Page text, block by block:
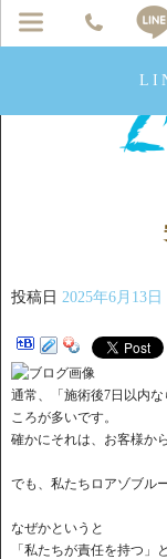
投稿日 2025年6月13日
通常、「施術後7日以内
ころが多いです。
確かにそれは、お客様か
でも、私たちロアゾブル
なぜかというと
「私たちが責任を持つ」